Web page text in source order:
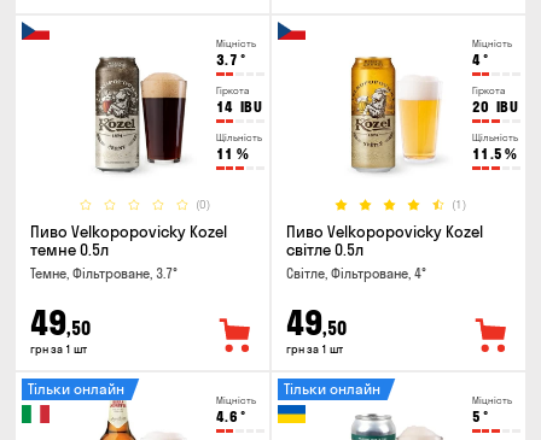
Міцність
3.7 °
Гіркота
14 IBU
Щільність
11 %
(0)
Пиво Velkopopovicky Kozel
темне 0.5л
Темне, Фільтроване, 3.7°
49,50
грн за 1 шт
Міцність
4°
Гіркота
20 IBU
Щільність
11.5 %
(1)
Пиво Velkopopovicky Kozel
світле 0.5л
Світле, Фільтроване, 4°
49,50
грн за 1 шт
Міцність
4.6 °
Тільки онлайн
Міцність
5 °
Тільки онлайн